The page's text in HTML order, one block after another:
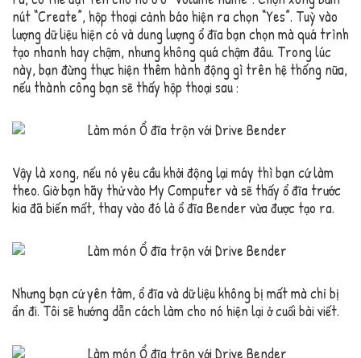
nút “Create”, hộp thoại cảnh báo hiện ra chọn “Yes”. Tuỳ vào
lượng dữ liệu hiện có và dung lượng ổ đĩa bạn chọn mà quá trình
tạo nhanh hay chậm, nhưng không quá chậm đâu. Trong lúc
này, bạn đừng thực hiện thêm hành động gì trên hệ thống nữa,
nếu thành công bạn sẽ thấy hộp thoại sau :
Vậy là xong, nếu nó yêu cầu khởi động lại máy thì bạn cứ làm
theo. Giờ bạn hãy thử vào My Computer và sẽ thấy ổ đĩa trước
kia đã biến mất, thay vào đó là ổ đĩa Bender vừa được tạo ra.
Nhưng bạn cứ yên tâm, ổ đĩa và dữ liệu không bị mất mà chỉ bị
ẩn đi. Tôi sẽ hướng dẫn cách làm cho nó hiện lại ở cuối bài viết.